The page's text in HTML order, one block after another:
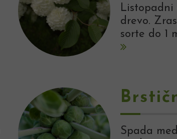
Listopadni
drevo.
sorte do 1
Spada